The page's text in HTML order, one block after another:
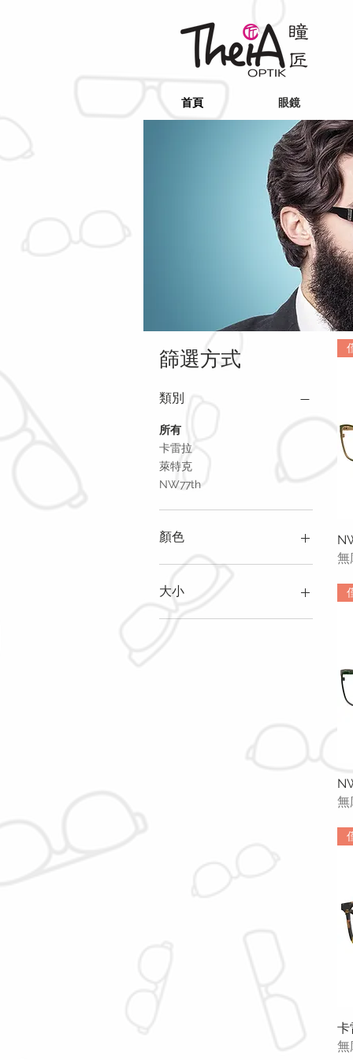
首頁 眼鏡
篩選方式
類別
所有
卡雷拉
萊特克
NW77th
顏色
大小
49-20-135
無
無
無